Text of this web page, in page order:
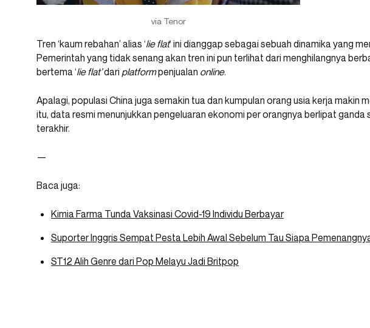
via Tenor
Tren ‘kaum rebahan’ alias ‘lie flat‘ ini dianggap sebagai sebuah dinamika yang
Pemerintah yang tidak senang akan tren ini pun terlihat dari menghilangnya
bertema ‘lie flat’dari platformpenjualan online.
Apalagi, populasi China juga semakin tua dan kumpulan orang usia kerja makin
itu, data resmi menunjukkan pengeluaran ekonomi per orangnya berlipat ganda
terakhir.
—
Baca juga:
Kimia Farma Tunda Vaksinasi Covid-19 Individu Berbayar
Suporter Inggris Sempat Pesta Lebih Awal Sebelum Tau Siapa
ST12 Alih Genre dari Pop Melayu Jadi Britpop